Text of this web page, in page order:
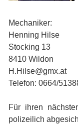
Mechaniker:
Henning Hilse
Stocking 13
8410 Wildon
H.Hilse@gmx.at
Telefon: 0664/
Für ihren
polizeilich